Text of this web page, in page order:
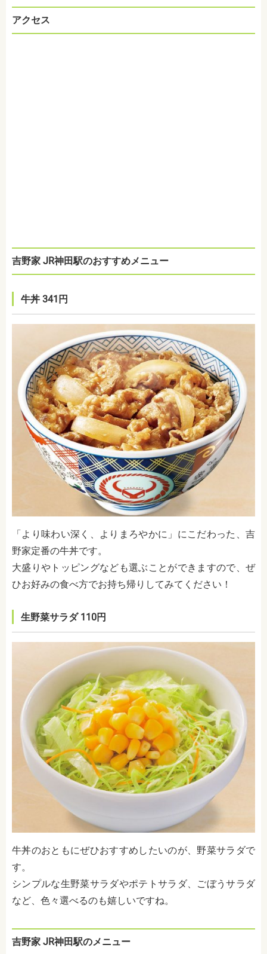
アクセス
吉野家 JR神田駅のおすすめメニュー
牛丼 341円
「より味わい深く、よりまろやかに」にこだわった、吉
野家定番の牛丼です。
大盛りやトッピングなども選ぶことができますので、ぜ
ひお好みの食べ方でお持ち帰りしてみてください！
生野菜サラダ 110円
牛丼のおともにぜひおすすめしたいのが、野菜サラダで
す。
シンプルな生野菜サラダやポテトサラダ、ごぼうサラダ
など、色々選べるのも嬉しいですね。
吉野家 JR神田駅のメニュー